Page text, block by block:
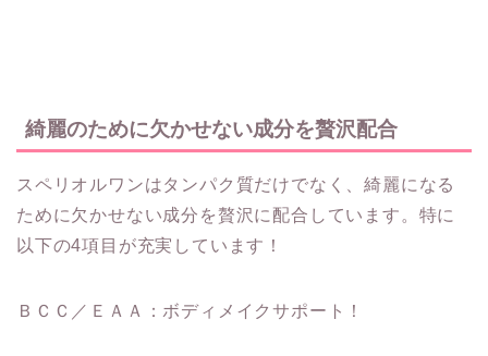
綺麗のために欠かせない成分を贅沢配合
スペリオルワンはタンパク質だけでなく、綺麗になる
ために欠かせない成分を贅沢に配合しています。特に
以下の4項目が充実しています！
ＢＣＣ／ＥＡＡ：ボディメイクサポート！